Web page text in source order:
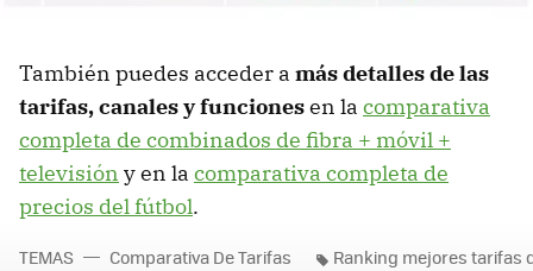
También puedes acceder a más detalles de las
tarifas, canales y funcionesen la comparativa
completa de combinados de fibra + móvil +
televisión y en la comparativa completa de
precios del fútbol.
TEMAS Comparativa De Tarifas Ranking mejores tarifas